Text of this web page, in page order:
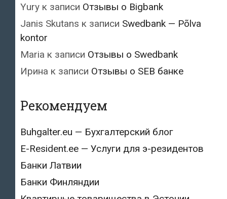
Yury к записи Отзывы о Bigbank
Janis Skutans к записи Swedbank — Põlva
kontor
Maria к записи Отзывы о Swedbank
Ирина к записи Отзывы о SEB банке
Рекомендуем
Buhgalter.eu — Бухгалтерский блог
E-Resident.ee — Услуги для э-резидентов
Банки Латвии
Банки Финляндии